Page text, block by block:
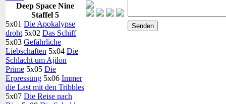
Deep Space Nine
Staffel 5
5x01 Die Apokalypse
droht 5x02 Das Schiff
5x03 Gefährliche
Liebschaften 5x04 Die
Schlacht um Ajilon
Prime 5x05 Die
Erpressung 5x06 Immer
die Last mit den Tribbles
5x07 Die Reise nach